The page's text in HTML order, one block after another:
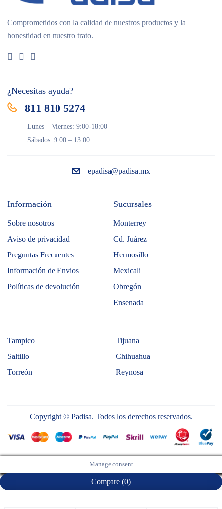
Comprometidos con la calidad de nuestros productos y la
honestidad en nuestro trato.
¿Necesitas ayuda?
811 810 5274
Lunes – Viernes: 9:00-18:00
Sábados: 9:00 – 13:00
epadisa@padisa.mx
Información
Sobre nosotros
Aviso de privacidad
Preguntas Frecuentes
Información de Envios
Políticas de devolución
Sucursales
Monterrey
Cd. Juárez
Hermosillo
Mexicali
Obregón
Ensenada
Tampico
Tijuana
Saltillo
Chihuahua
Torreón
Reynosa
Copyright © Padisa. Todos los derechos reservados.
Manage consent
Compare (0)